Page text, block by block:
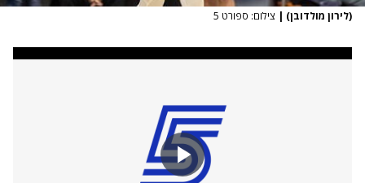
(לירון מולדובן) | צילום: ספורט 5